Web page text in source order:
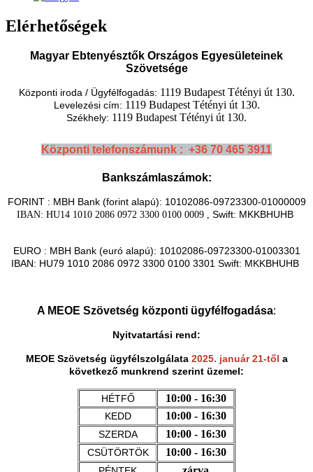
Elérhetőségek
Magyar Ebtenyésztők Országos Egyesületeinek
Szövetsége
Központi iroda / Ügyfélfogadás: 1119 Budapest Tétényi út 130.
Levelezési cím: 1119 Budapest Tétényi út 130.
Székhely: 1119 Budapest Tétényi út 130.
Központi telefonszámunk : +36 70 465 3911
Bankszámlaszámok:
FORINT : MBH Bank (forint alapú): 10102086-09723300-01000009
IBAN: HU14 1010 2086 0972 3300 0100 0009 , Swift: MKKBHUHB
EURO : MBH Bank (euró alapú): 10102086-09723300-01003301
IBAN: HU79 1010 2086 0972 3300 0100 3301 Swift: MKKBHUHB
A MEOE Szövetség központi ügyfélfogadása:
Nyitvatartási rend:
MEOE Szövetség ügyfélszolgálata 2025. január 21-től a
következő munkrend szerint üzemel:
HÉTFŐ 10:00 - 16:30
KEDD 10:00 - 16:30
SZERDA 10:00 - 16:30
CSÜTÖRTÖK 10:00 - 16:30